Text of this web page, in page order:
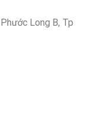
Long B, Tp